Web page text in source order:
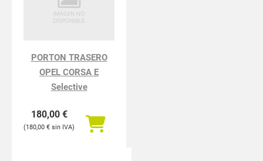
PORTON TRASERO
OPEL CORSA E
Selective
180,00 €
180,00 €